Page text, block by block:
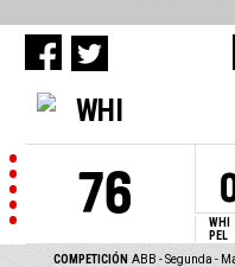
WHI
76 WHI
PEL
COMPETICIÓN ABB - Segunda -